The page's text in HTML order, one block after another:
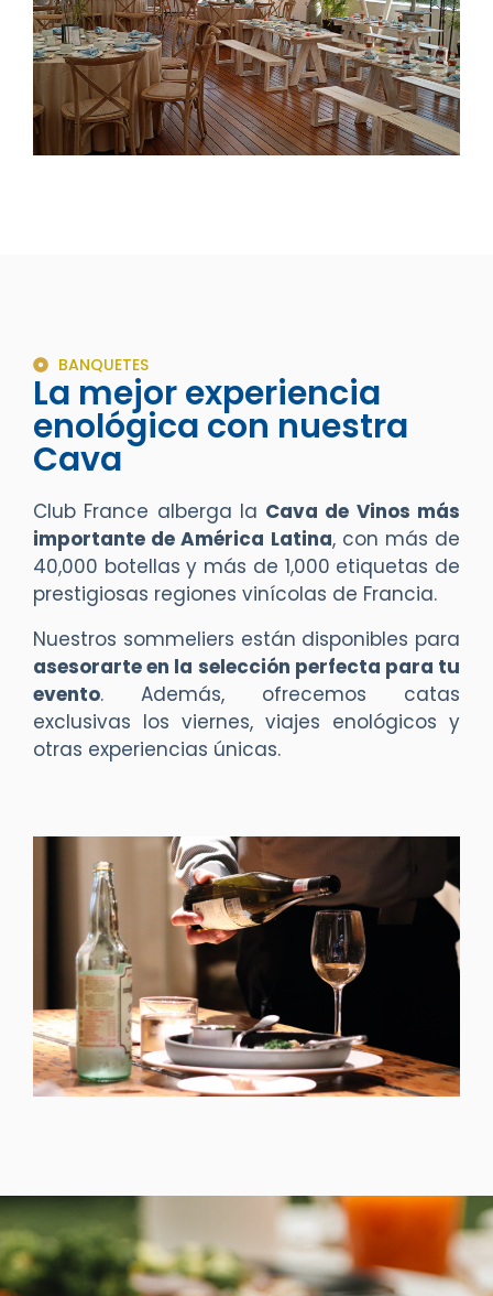
BANQUETES
La mejor experiencia
enológica con nuestra
Cava
Club France alberga la Cava de Vinos más
importante de América Latina, con más de
40,000 botellas y más de 1,000 etiquetas de
prestigiosas regiones vinícolas de Francia.
Nuestros sommeliers están disponibles para
asesorarte en la selección perfecta para tu
evento. Además, ofrecemos catas
exclusivas los viernes, viajes enológicos y
otras experiencias únicas.